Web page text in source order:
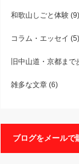
和歌山しごと体験(9)
コラム・エッセイ (5)
旧中山道・京都ま
雑多な文章(6)
ブログをメールで